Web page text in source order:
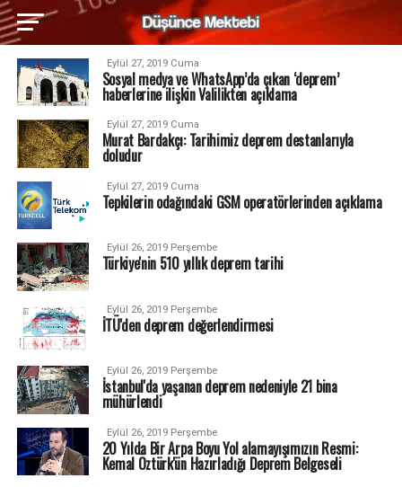
Eylül 27, 2019 Cuma
Sosyal medya ve WhatsApp’da çıkan ‘deprem’
haberlerine ilişkin Valilikten açıklama
Eylül 27, 2019 Cuma
Murat Bardakçı: Tarihimiz deprem destanlarıyla
doludur
Eylül 27, 2019 Cuma
Tepkilerin odağındaki GSM operatörlerinden açıklama
Eylül 26, 2019 Perşembe
Türkiye'nin 510 yıllık deprem tarihi
Eylül 26, 2019 Perşembe
İTÜ'den deprem değerlendirmesi
Eylül 26, 2019 Perşembe
İstanbul'da yaşanan deprem nedeniyle 21 bina
mühürlendi
Eylül 26, 2019 Perşembe
20 Yılda Bir Arpa Boyu Yol alamayışımızın Resmi:
Kemal Öztürk'ün Hazırladığı Deprem Belgeseli